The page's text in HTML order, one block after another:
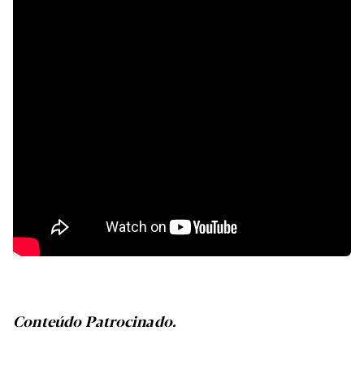
Conteúdo Patrocinado.